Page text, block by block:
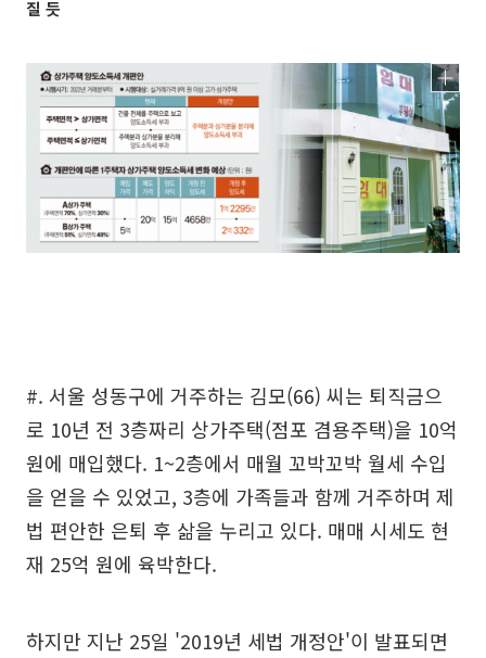
질 듯
#. 서울 성동구에 거주하는 김모(66) 씨는 퇴직금으
로 10년 전 3층짜리 상가주택(점포 겸용주택)을 10억
원에 매입했다. 1~2층에서 매월 꼬박꼬박 월세 수입
을 얻을 수 있었고, 3층에 가족들과 함께 거주하며 제
법 편안한 은퇴 후 삶을 누리고 있다. 매매 시세도 현
재 25억 원에 육박한다.
하지만 지난 25일 '2019년 세법 개정안'이 발표되면